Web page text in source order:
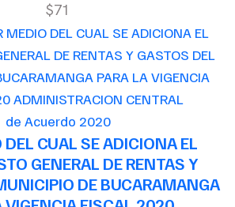
$71
de Acuerdo 2020
DEL CUAL SE ADICIONA EL
GENERAL DE RENTAS Y
DE BUCARAMANGA